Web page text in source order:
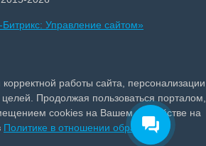
Управление сайтом»
работы сайта, персонализации
целей. Продолжая пользоваться порталом,
cookies на Вашем устройстве на
Политике в отношении обработки